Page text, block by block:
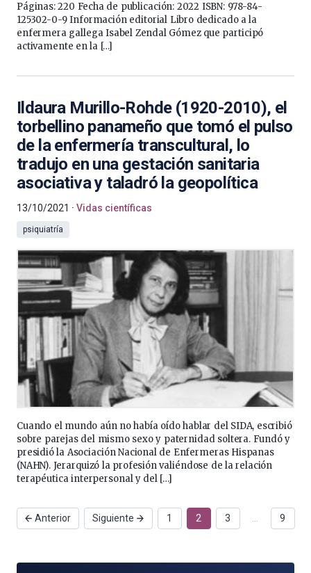
Páginas: 220 Fecha de publicación: 2022 ISBN: 978-84-
125302-0-9 Información editorial Libro dedicado a la
enfermera gallega Isabel Zendal Gómez que participó
activamente en la […]
Ildaura Murillo-Rohde (1920-2010), el
torbellino panameño que tomó el pulso
de la enfermería transcultural, lo
tradujo en una gestación sanitaria
asociativa y taladró la geopolítica
13/10/2021 Vidas científicas
psiquiatría
Cuando el mundo aún no había oído hablar del SIDA, escribió
sobre parejas del mismo sexo y paternidad soltera. Fundó y
presidió la Asociación Nacional de Enfermeras Hispanas
(NAHN). Jerarquizó la profesión valiéndose de la relación
terapéutica interpersonal y del […]
Anterior Siguiente 1 2 3 9